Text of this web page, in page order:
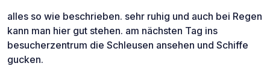
alles so wie beschrieben. sehr ruhig und auch bei Regen
kann man hier gut stehen. am nächsten Tag ins
besucherzentrum die Schleusen ansehen und Schiffe
gucken.